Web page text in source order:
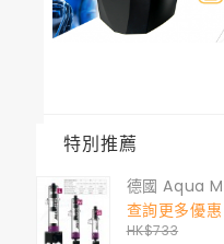
特別推薦
查詢更多優惠
HK$733